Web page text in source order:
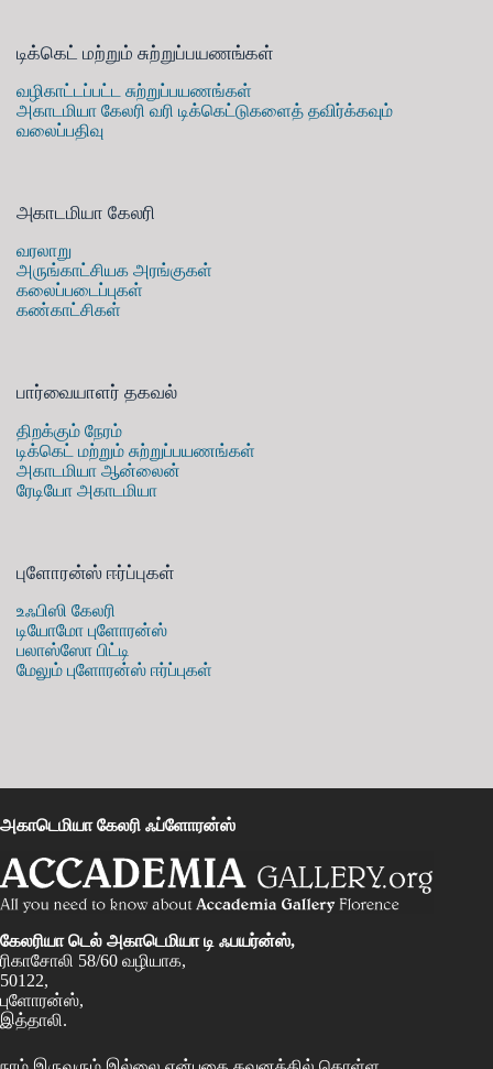
டிக்கெட் மற்றும் சுற்றுப்பயணங்கள்
வழிகாட்டப்பட்ட சுற்றுப்பயணங்கள்
அகாடமியா கேலரி வரி டிக்கெட்டுகளைத் தவிர்க்கவும்
வலைப்பதிவு
அகாடமியா கேலரி
வரலாறு
அருங்காட்சியக அரங்குகள்
கலைப்படைப்புகள்
கண்காட்சிகள்
பார்வையாளர் தகவல்
திறக்கும் நேரம்
டிக்கெட் மற்றும் சுற்றுப்பயணங்கள்
அகாடமியா ஆன்லைன்
ரேடியோ அகாடமியா
புளோரன்ஸ் ஈர்ப்புகள்
உஃபிஸி கேலரி
டியோமோ புளோரன்ஸ்
பலாஸ்ஸோ பிட்டி
மேலும் புளோரன்ஸ் ஈர்ப்புகள்
அகாடெமியா கேலரி ஃப்ளோரன்ஸ்
கேலரியா டெல் அகாடெமியா டி ஃபயர்ன்ஸ்,
ரிகாசோலி 58/60 வழியாக,
50122,
புளோரன்ஸ்,
இத்தாலி.